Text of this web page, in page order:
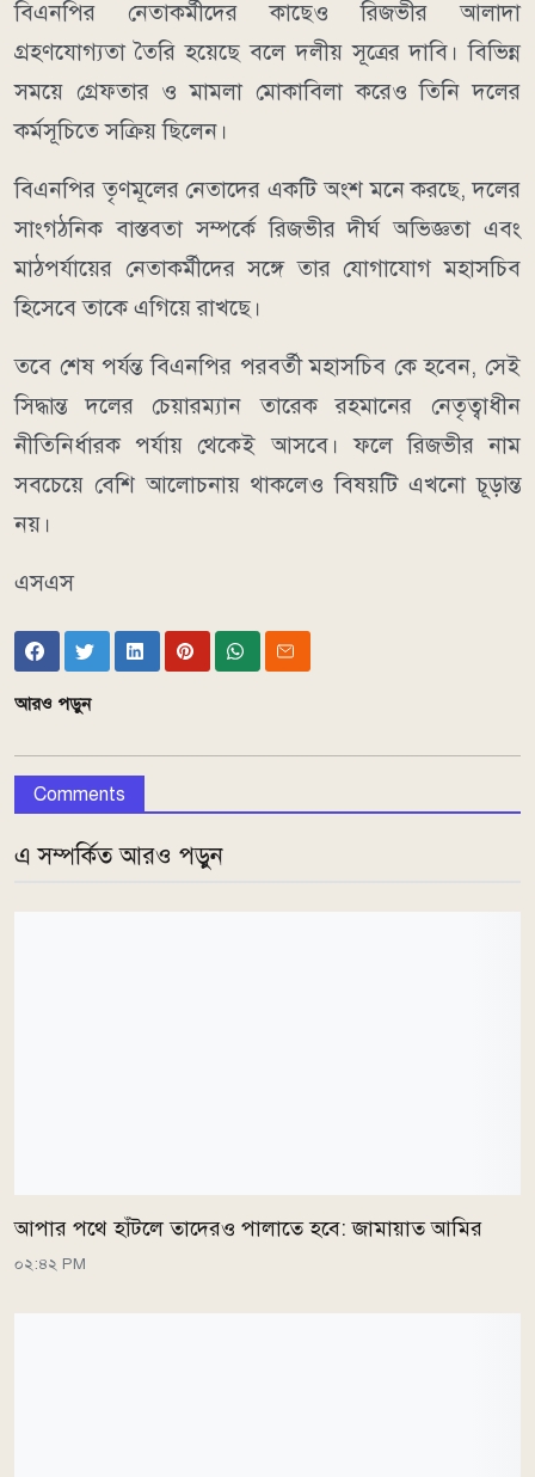
বিএনপির নেতাকর্মীদের কাছেও রিজভীর আলাদা
গ্রহণযোগ্যতা তৈরি হয়েছে বলে দলীয় সূত্রের দাবি। বিভিন্ন
সময়ে গ্রেফতার ও মামলা মোকাবিলা করেও তিনি দলের
কর্মসূচিতে সক্রিয় ছিলেন।
বিএনপির তৃণমূলের নেতাদের একটি অংশ মনে করছে, দলের
সাংগঠনিক বাস্তবতা সম্পর্কে রিজভীর দীর্ঘ অভিজ্ঞতা এবং
মাঠপর্যায়ের নেতাকর্মীদের সঙ্গে তার যোগাযোগ মহাসচিব
হিসেবে তাকে এগিয়ে রাখছে।
তবে শেষ পর্যন্ত বিএনপির পরবর্তী মহাসচিব কে হবেন, সেই
সিদ্ধান্ত দলের চেয়ারম্যান তারেক রহমানের নেতৃত্বাধীন
নীতিনির্ধারক পর্যায় থেকেই আসবে। ফলে রিজভীর নাম
সবচেয়ে বেশি আলোচনায় থাকলেও বিষয়টি এখনো চূড়ান্ত
নয়।
এসএস
আরও পড়ুন
Comments
এ সম্পর্কিত আরও পড়ুন
আপার পথে হাঁটলে তাদেরও পালাতে হবে: জামায়াত আমির
০২:৪২ PM